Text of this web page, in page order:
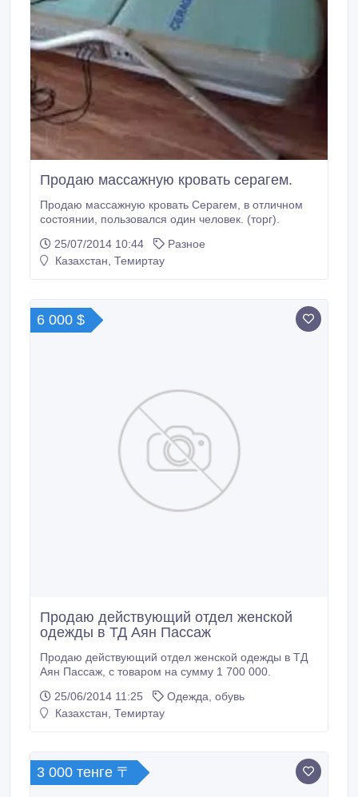
Продаю массажную кровать серагем.
Продаю массажную кровать Серагем, в отличном
состоянии, пользовался один человек. (торг).
25/07/2014 10:44
Разное
Казахстан, Темиртау
6 000 $
Продаю действующий отдел женской
одежды в ТД Аян Пассаж
Продаю действующий отдел женской одежды в ТД
Аян Пассаж, с товаром на сумму 1 700 000.
25/06/2014 11:25
Одежда, обувь
Казахстан, Темиртау
3 000 тенге 〒